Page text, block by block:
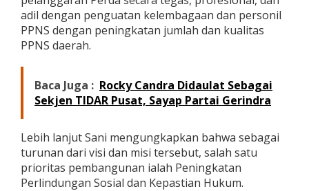
adil dengan penguatan kelembagaan dan personil
PPNS dengan peningkatan jumlah dan kualitas
PPNS daerah.
Baca Juga : Rocky Candra Didaulat Sebagai
Sekjen TIDAR Pusat, Sayap Partai Gerindra
Lebih lanjut Sani mengungkapkan bahwa sebagai
turunan dari visi dan misi tersebut, salah satu
prioritas pembangunan ialah Peningkatan
Perlindungan Sosial dan Kepastian Hukum.